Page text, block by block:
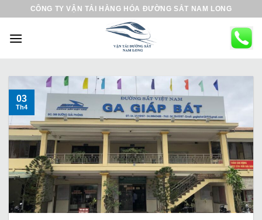
CÔNG TY VẬN TẢI HÀNG HÓA ĐƯỜNG SẮT NAM LONG
03
Th4